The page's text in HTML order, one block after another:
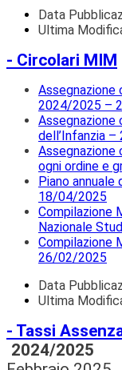
Data
Ultima
- Circolari MIM
Assegnazione
2024/2025 –
Assegnazione
dell’Infanzia
Assegnazione
ogni ordine e
Piano
18/04/2025
Compilazione
Nazionale
Compilazione
26/02/2025
Data
Ultima
- Tassi
2024/2025